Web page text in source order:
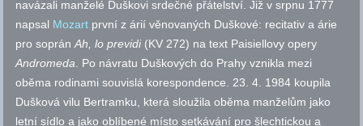
navázali manželé Duškovi srdečné přátelství. Již v srpnu 1777
napsal Mozart první z árií věnovaných Duškové: recitativ a árie
pro sopránAh, lo previdi(KV 272) na text Paisiellovy opery
Andromeda. Po návratu Duškových do Prahy vznikla mezi
oběma rodinami souvislá korespondence. 23. 4. 1984 koupila
Dušková vilu Bertramku, která sloužila oběma manželům jako
letní sídlo a jako oblíbené místo setkávání pro šlechtickou a